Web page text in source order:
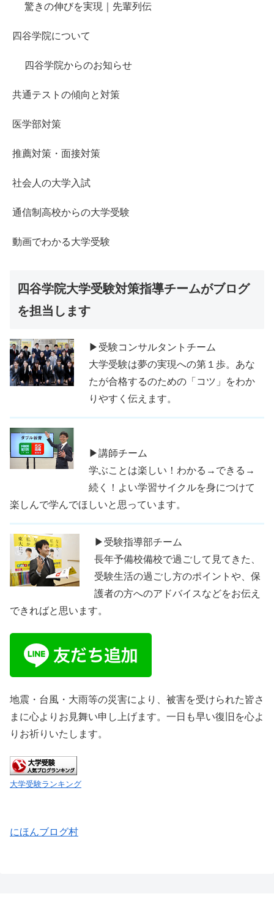
驚きの伸びを実現｜先輩列伝
四谷学院について
四谷学院からのお知らせ
共通テストの傾向と対策
医学部対策
推薦対策・面接対策
社会人の大学入試
通信制高校からの大学受験
動画でわかる大学受験
四谷学院大学受験対策指導チームがブログ
を担当します
▶受験コンサルタントチーム
大学受験は夢の実現への第１歩。あな
たが合格するのための「コツ」をわか
りやすく伝えます。
▶講師チーム
学ぶことは楽しい！わかる→できる→
続く！よい学習サイクルを身につけて
楽しんで学んでほしいと思っています。
▶受験指導部チーム
長年予備校備校で過ごして見てきた、
受験生活の過ごし方のポイントや、保
護者の方へのアドバイスなどをお伝え
できればと思います。
地震・台風・大雨等の災害により、被害を受けられた皆さ
まに心よりお見舞い申し上げます。一日も早い復旧を心よ
りお祈りいたします。
大学受験ランキング
にほんブログ村